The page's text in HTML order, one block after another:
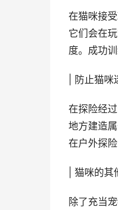
在猫咪接
它们会在
度。成功
| 防止猫
在探险经
地方建造
在户外探
| 猫咪的
除了充当